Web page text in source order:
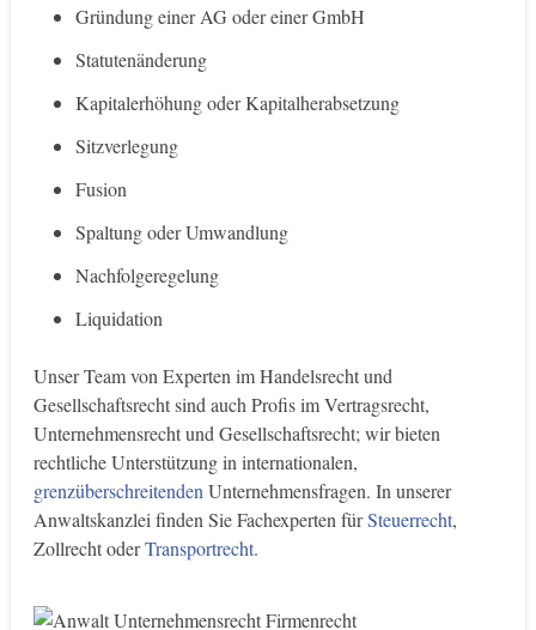
Gründung einer AG oder einer GmbH
Statutenänderung
Kapitalerhöhung oder Kapitalherabsetzung
Sitzverlegung
Fusion
Spaltung oder Umwandlung
Nachfolgeregelung
Liquidation
Unser Team von Experten im Handelsrecht und
Gesellschaftsrecht sind auch Profis im Vertragsrecht,
Unternehmensrecht und Gesellschaftsrecht; wir bieten
rechtliche Unterstützung in internationalen,
grenzüberschreitenden Unternehmensfragen. In unserer
Anwaltskanzlei finden Sie Fachexperten fürSteuerrecht,
Zollrecht oderTransportrecht.